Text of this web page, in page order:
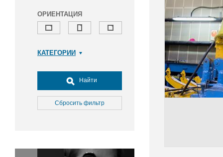
ОРИЕНТАЦИЯ
КАТЕГОРИИ
Досуг, туризм и отдых
Культура
Медицина
Окружающая среда
Найти
Сбросить фильтр